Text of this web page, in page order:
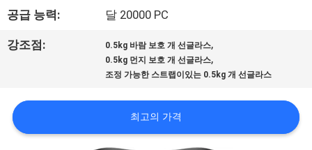
장
여
연
공급 능력: 달 20000 PC
강조점: 0.5kg 바람 보호 개 선글라스,
0.5kg 먼지 보호 개 선글라스,
조정 가능한 스트랩이있는 0.5kg 개 선글라스
최고의 가격